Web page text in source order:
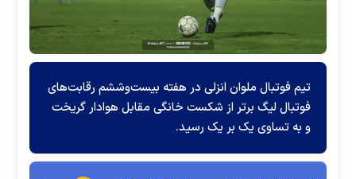
تیم فوتبال ملوان انزلی در هفته بیست‌وششم رقابت‌های
فوتبال لیگ برتر از شکست خانگی مقابل هوادار گریخت
و به تساوی یک بر یک رسید.